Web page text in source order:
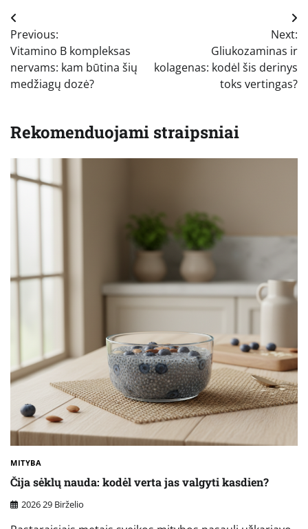
Navigacija
tarp
įrašų
Previous:
Vitamino B kompleksas
nervams: kam būtina šių
medžiagų dozė?
Next:
Gliukozaminas ir
kolagenas: kodėl šis derinys
toks vertingas?
Rekomenduojami straipsniai
MITYBA
Čija sėklų nauda: kodėl verta jas valgyti kasdien?
2026 29 Birželio